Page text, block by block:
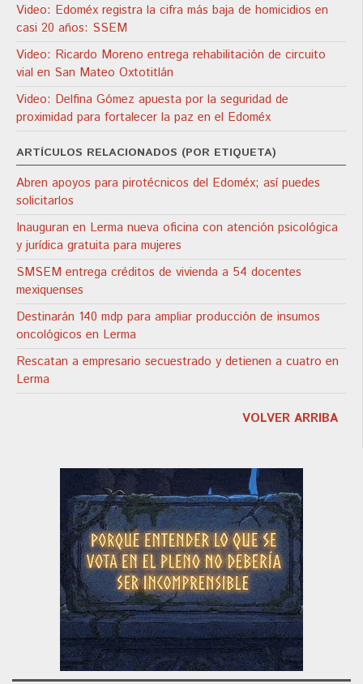
Video: Edoméx registra la cifra más baja de homicidios en
casi 20 años: SSEM
Video: Ricardo Moreno entrega rehabilitación de circuito
vial en San Mateo Oxtotitlán
Video: Delfina Gómez apuesta por la seguridad de
proximidad para fortalecer la paz en el Edoméx
ARTÍCULOS RELACIONADOS (POR ETIQUETA)
Abren apoyos para pirotécnicos del Edoméx; así puedes
solicitarlos
Inauguran en Lerma nueva oficina con atención psicológica
y jurídica gratuita para mujeres
SMSEM entrega créditos de vivienda a 54 docentes
mexiquenses
Destinarán 140 mdp para ampliar producción de insumos
oncológicos en Lerma
Rescatan a empresario secuestrado y detienen a cuatro en
Lerma
VOLVER ARRIBA